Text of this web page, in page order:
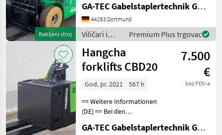
Rabljeni stroj
4. Ventil - Dachabdeckung -
Vollfreihub -
Arbeitsscheinwerfer vorne -
Nich
GA-TEC Gabelstaplertechnik GmbH
44263 Dortmund
Viličari i
skladišna
tehnika /
Hangcha
forklifts
Premium Plus trgovac
Hangcha
forklifts CBD20
7.500
€
bez PDV-a
God. pr. 2021
567 h
== Weitere Informationen
(DE) == Bei den
sich generell um
GA-TEC Gabelstaplertechnik GmbH